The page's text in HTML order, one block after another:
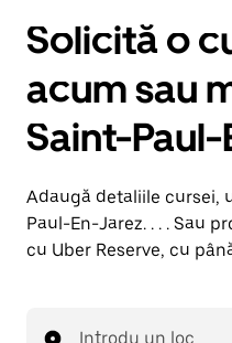
Solicită o
acum sau
Saint-
Adaugă detaliile cursei,
Paul-En-Jarez. . . . Sau
cu Uber Reserve, cu
Introdu un loc